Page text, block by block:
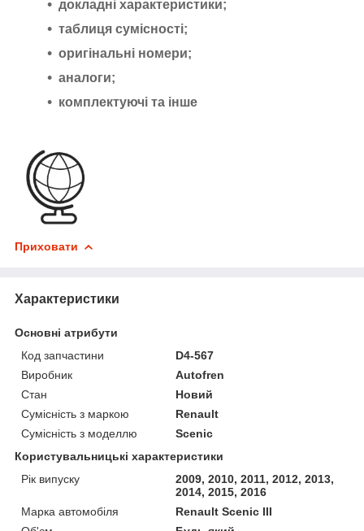
докладні характеристики;
таблиця сумісності;
оригінальні номери;
аналоги;
комплектуючі та інше
Приховати
Характеристики
Основні атрибути
Код запчастини
D4-567
Виробник
Autofren
Стан
Новий
Сумісність з маркою
Renault
Сумісність з моделлю
Scenic
Користувальницькі характеристики
Рік випуску
2009, 2010, 2011, 2012, 2013,
2014, 2015, 2016
Марка автомобіля
Renault Scenic III